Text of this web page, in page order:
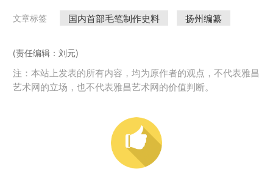
文章标签 国内首部毛笔制作史料 扬州编纂
(责任编辑：刘元)
注：本站上发表的所有内容，均为原作者的观点，不代表雅昌
艺术网的立场，也不代表雅昌艺术网的价值判断。